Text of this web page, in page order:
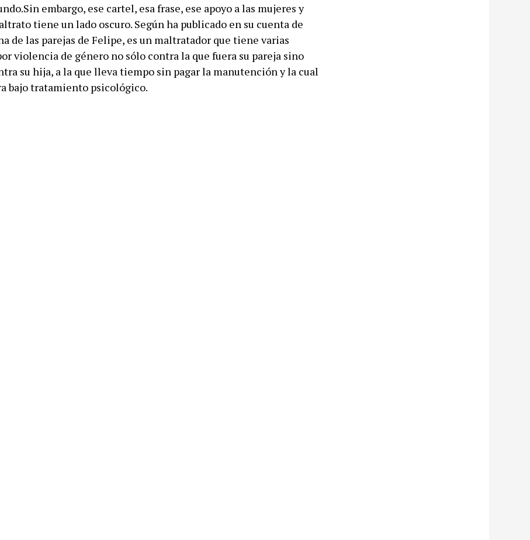
embargo, ese cartel, esa frase, ese apoyo a las mujeres y
tiene un lado oscuro. Según ha publicado en su cuenta de
de las parejas de Felipe, es un maltratador que tiene varias
violencia de género no sólo contra la que fuera su pareja sino
su hija, a la que lleva tiempo sin pagar la manutención y la cual
bajo tratamiento psicológico.